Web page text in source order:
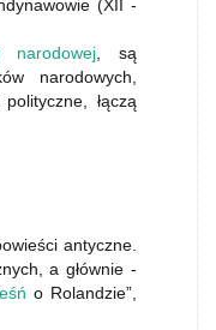
(XII -
narodowej , są
narodowych,
łączą
antyczne.
a głównie -
o Rolandzie”,